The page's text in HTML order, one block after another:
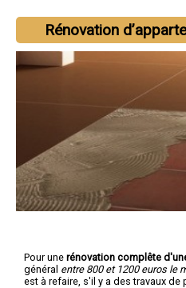
Rénovation
Pour une rénovation complête
général entre 800 et 1200 euros le
est à refaire, s'il y a des travaux de